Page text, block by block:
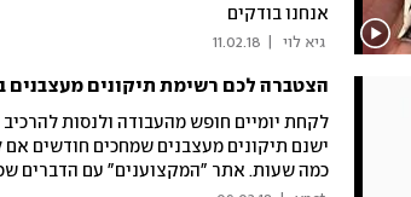
אנחנו בודקים
גיא לוי 11.02.18
הצטברה לכם רשימת תיקונים מעצבנים
לקחת יומיים חופש מהעבודה ולנסות
ישנם תיקונים מעצבנים שמחכים חודשים
כמה שעות. אתר "המקצוענים" עם הדברים